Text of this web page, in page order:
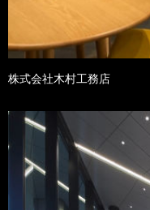
株式会社木村工務店